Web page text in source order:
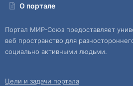
О портале
Портал МИР-Союз предоставляет
веб пространство для
социально активными людьми.
Цели и задачи портала